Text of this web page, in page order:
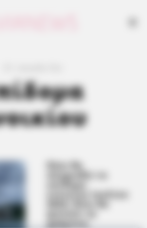
Πότε θα
πληρωθεί το
ενοικίου Ιουλίου